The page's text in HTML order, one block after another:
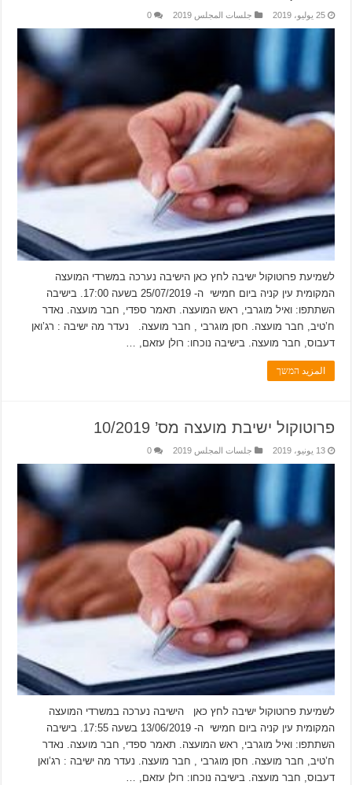
25 يوليو، 2019 جلسات المجلس 2019 0
לשמיעת פרוטוקול ישיבה לחץ כאן הישיבה נערכה במשרדי המועצה
המקומית עין קניה ביום חמישי ה- 25/07/2019 בשעה 17:00. בישיבה
השתתפו: ואיל מוגרבי, ראש המועצה. תאמר ספדי, חבר מועצה. נאדר
ח’טיב, חבר מועצה. חסן מוגרבי , חבר מועצה. נעדר מה ישיבה : רג’ואן
דעבוס, חבר מועצה. בישיבה נוכחו: רולן עזאם, …
المزيد המשך
פרוטוקול ישיבת מועצה מס’ 10/2019
13 يونيو، 2019 جلسات المجلس 2019 0
לשמיעת פרוטוקול ישיבה לחץ כאן הישיבה נערכה במשרדי המועצה
המקומית עין קניה ביום חמישי ה- 13/06/2019 בשעה 17:55. בישיבה
השתתפו: ואיל מוגרבי, ראש המועצה. תאמר ספדי, חבר מועצה. נאדר
ח’טיב, חבר מועצה. חסן מוגרבי , חבר מועצה. נעדר מה ישיבה : רג’ואן
דעבוס, חבר מועצה. בישיבה נוכחו: רולן עזאם, …